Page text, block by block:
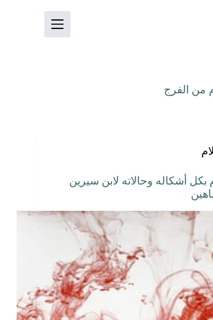
من الفرج
بكل أشكاله وحالاته لابن سيرين